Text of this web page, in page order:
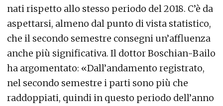
nati rispetto allo stesso periodo del 2018. C’è da
aspettarsi, almeno dal punto di vista statistico,
che il secondo semestre consegni un’affluenza
anche più significativa. Il dottor Boschian-Bailo
ha argomentato: «Dall’andamento registrato,
nel secondo semestre i parti sono più che
raddoppiati, quindi in questo periodo dell’anno